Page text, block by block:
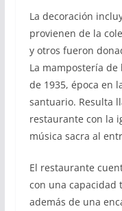
La decoración
provienen de la
y otros fueron
La mampostería de
de 1935, época en
santuario. Resulta
restaurante con la
música sacra al
El restaurante
con una capacidad
además de una